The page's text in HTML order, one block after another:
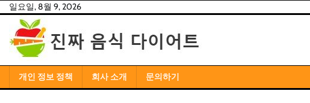
Skip
content
일요일, 8월 9, 2026
개인 정보 정책 회사 소개 문의하기